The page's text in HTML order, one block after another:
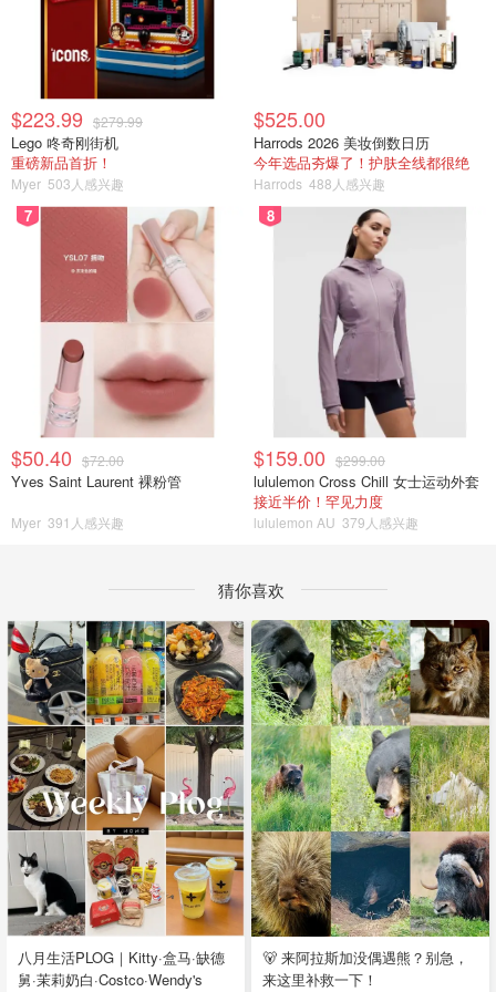
$223.99 $279.99
Lego 咚奇刚街机
重磅新品首折！
Myer 503人感兴趣
$525.00
Harrods 2026 美妆倒数日历
今年选品夯爆了！护肤全线都很绝
Harrods 488人感兴趣
7
$50.40 $72.00
Yves Saint Laurent 裸粉管
Myer 391人感兴趣
8
$159.00 $299.00
lululemon Cross Chill 女士运动外套
接近半价！罕见力度
lululemon AU 379人感兴趣
猜你喜欢
八月生活PLOG｜Kitty·盒马·缺德
舅·茉莉奶白·Costco·Wendy's
🐻 来阿拉斯加没偶遇熊？别急，
来这里补救一下！